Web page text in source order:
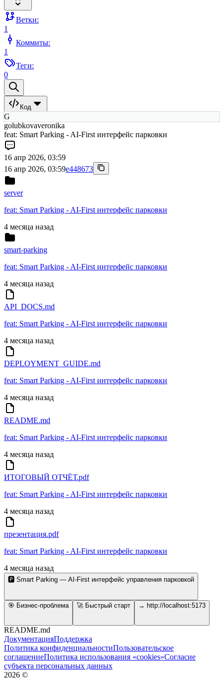
Ветки:
1
Коммиты:
1
Теги:
0
Код
G
golubkovaveronika
feat: Smart Parking - AI-First интерфейс парковки
16 апр 2026, 03:59
16 апр 2026, 03:59e448673
server
feat: Smart Parking - AI-First интерфейс парковки
4 месяца назад
smart-parking
feat: Smart Parking - AI-First интерфейс парковки
4 месяца назад
API_DOCS.md
feat: Smart Parking - AI-First интерфейс парковки
4 месяца назад
DEPLOYMENT_GUIDE.md
feat: Smart Parking - AI-First интерфейс парковки
4 месяца назад
README.md
feat: Smart Parking - AI-First интерфейс парковки
4 месяца назад
ИТОГОВЫЙ ОТЧЁТ.pdf
feat: Smart Parking - AI-First интерфейс парковки
4 месяца назад
презентация.pdf
feat: Smart Parking - AI-First интерфейс парковки
4 месяца назад
🅿️ Smart Parking — AI-First интерфейс управления парковкой
🎯 Бизнес-проблема 🚀 Быстрый старт → http://localhost:5173
README.md
ДокументацияПоддержка
Политика конфиденциальностиПользовательское
соглашениеПолитика использования «cookies»Согласие
субъекта персональных данных
2026 ©